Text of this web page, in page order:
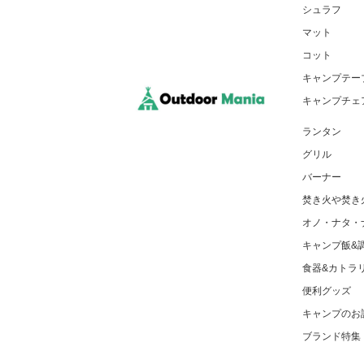
シュラフ
マット
コット
キャンプテー
キャンプチェ
ランタン
グリル
バーナー
焚き火や焚き
オノ・ナタ・
キャンプ飯&
食器&カトラ
便利グッズ
キャンプのお
ブランド特集